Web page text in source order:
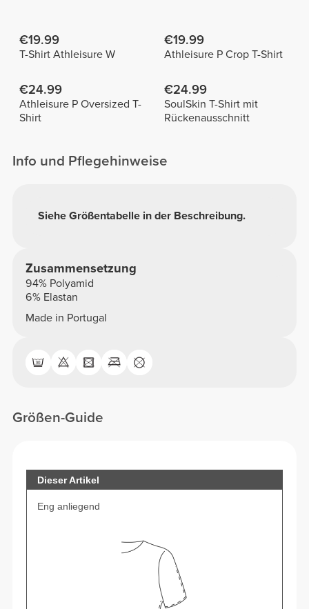
€19.99
T-Shirt Athleisure W
€19.99
Athleisure P Crop T-Shirt
€24.99
Athleisure P Oversized T-
Shirt
€24.99
SoulSkin T-Shirt mit
Rückenausschnitt
Info und Pflegehinweise
Siehe Größentabelle in der Beschreibung.
Zusammensetzung
94% Polyamid
6% Elastan
Made in Portugal
Größen-Guide
Dieser Artikel
Eng anliegend